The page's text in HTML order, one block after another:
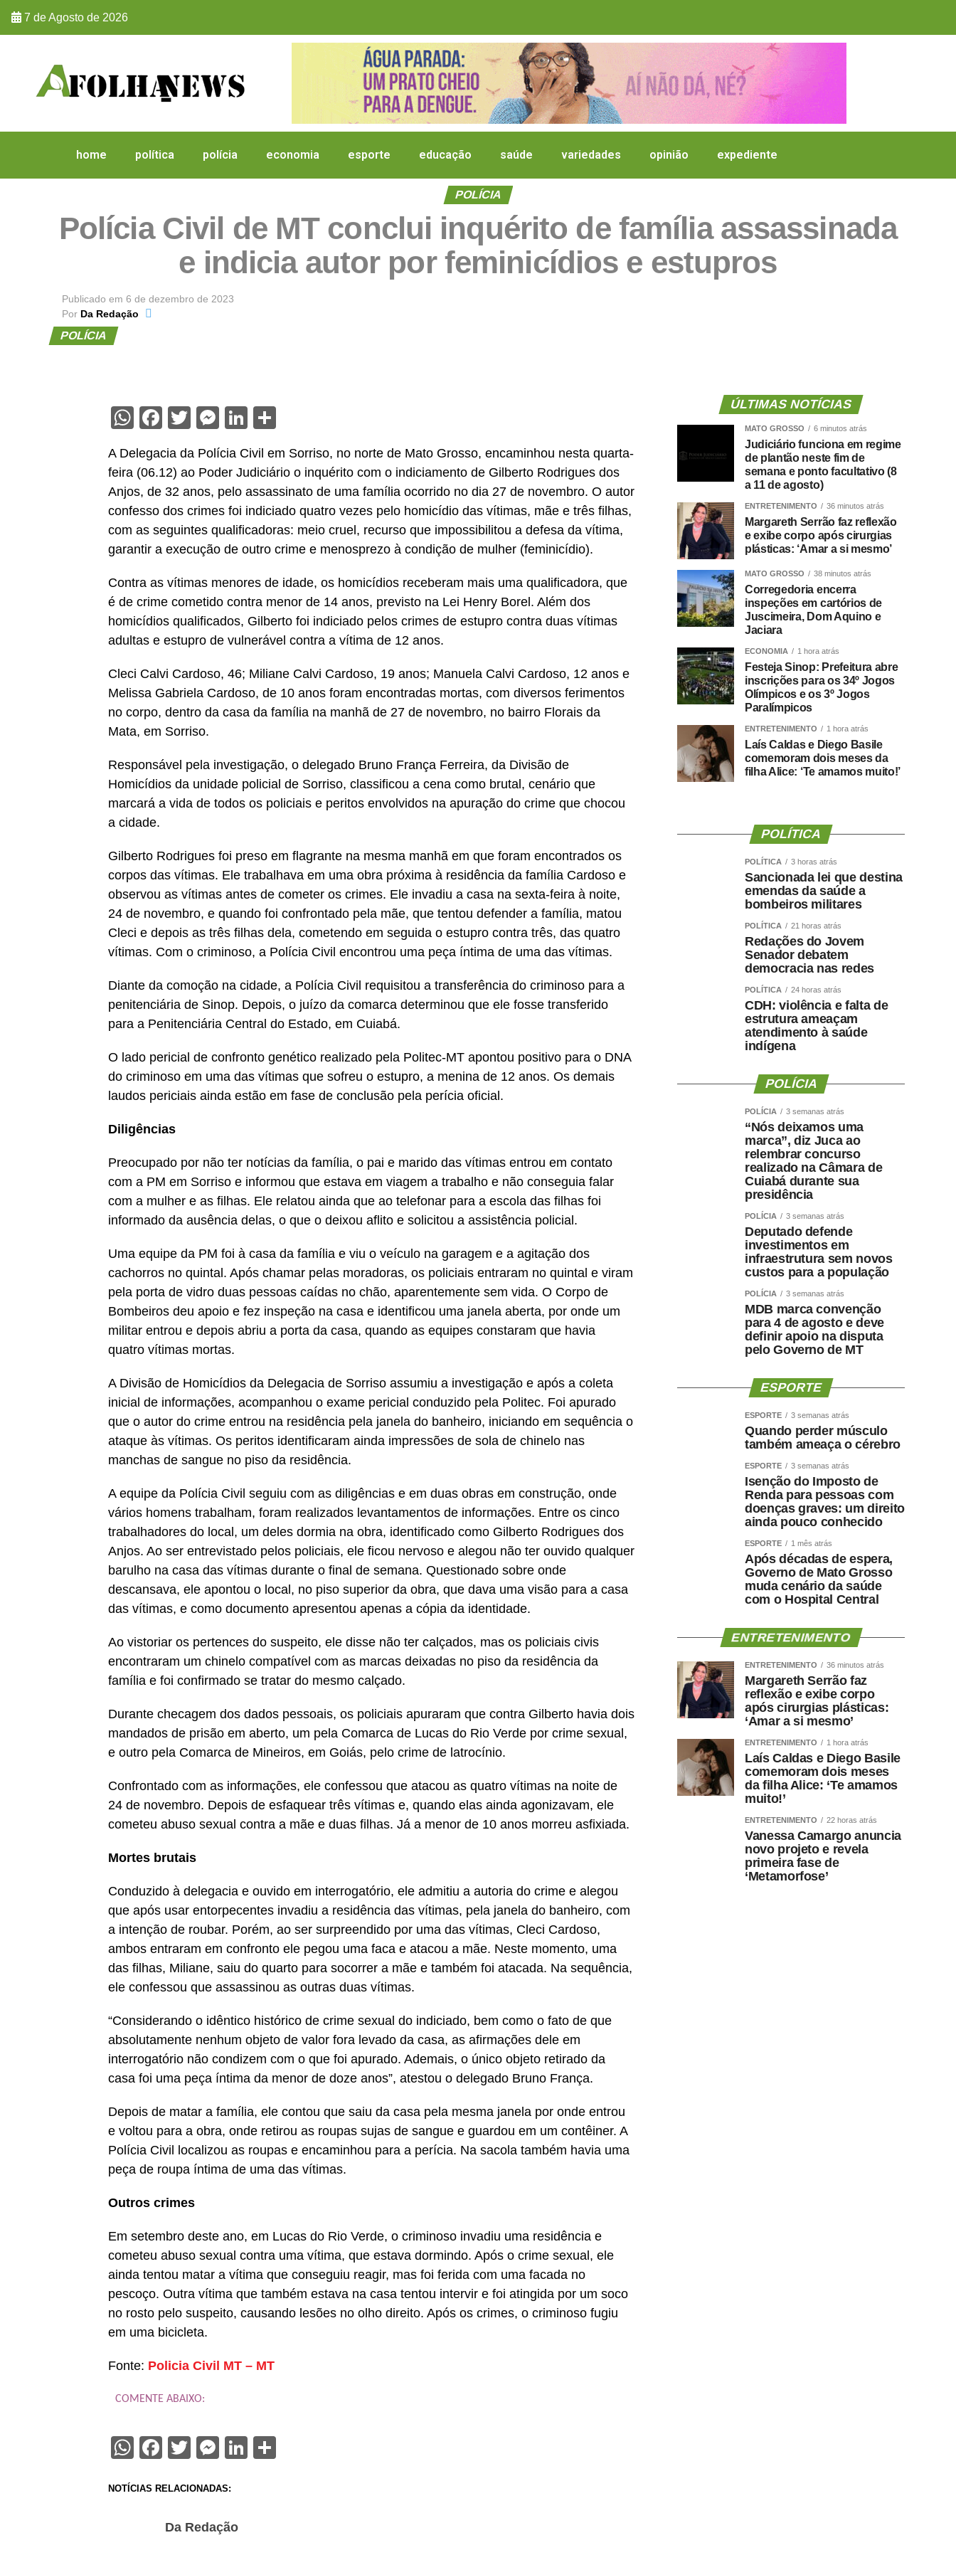
7 de Agosto de 2026
home política polícia economia esporte educação saúde variedades opinião expediente
POLÍCIA
Polícia Civil de MT conclui inquérito de família assassinada
e indicia autor por feminicídios e estupros
Publicado em 6 de dezembro de 2023
Por Da Redação
POLÍCIA
WhatsApp
Facebook
TwitterMessenger
LinkedIn
A Delegacia da Polícia Civil em Sorriso, no norte de Mato Grosso, encaminhou nesta quarta-
feira (06.12) ao Poder Judiciário o inquérito com o indiciamento de Gilberto Rodrigues dos
Anjos, de 32 anos, pelo assassinato de uma família ocorrido no dia 27 de novembro. O autor
confesso dos crimes foi indiciado quatro vezes pelo homicídio das vítimas, mãe e três filhas,
com as seguintes qualificadoras: meio cruel, recurso que impossibilitou a defesa da vítima,
garantir a execução de outro crime e menosprezo à condição de mulher (feminicídio).
Contra as vítimas menores de idade, os homicídios receberam mais uma qualificadora, que
é de crime cometido contra menor de 14 anos, previsto na Lei Henry Borel. Além dos
homicídios qualificados, Gilberto foi indiciado pelos crimes de estupro contra duas vítimas
adultas e estupro de vulnerável contra a vítima de 12 anos.
Cleci Calvi Cardoso, 46; Miliane Calvi Cardoso, 19 anos; Manuela Calvi Cardoso, 12 anos e
Melissa Gabriela Cardoso, de 10 anos foram encontradas mortas, com diversos ferimentos
no corpo, dentro da casa da família na manhã de 27 de novembro, no bairro Florais da
Mata, em Sorriso.
Responsável pela investigação, o delegado Bruno França Ferreira, da Divisão de
Homicídios da unidade policial de Sorriso, classificou a cena como brutal, cenário que
marcará a vida de todos os policiais e peritos envolvidos na apuração do crime que chocou
a cidade.
Gilberto Rodrigues foi preso em flagrante na mesma manhã em que foram encontrados os
corpos das vítimas. Ele trabalhava em uma obra próxima à residência da família Cardoso e
observou as vítimas antes de cometer os crimes. Ele invadiu a casa na sexta-feira à noite,
24 de novembro, e quando foi confrontado pela mãe, que tentou defender a família, matou
Cleci e depois as três filhas dela, cometendo em seguida o estupro contra três, das quatro
vítimas. Com o criminoso, a Polícia Civil encontrou uma peça íntima de uma das vítimas.
Diante da comoção na cidade, a Polícia Civil requisitou a transferência do criminoso para a
penitenciária de Sinop. Depois, o juízo da comarca determinou que ele fosse transferido
para a Penitenciária Central do Estado, em Cuiabá.
O lado pericial de confronto genético realizado pela Politec-MT apontou positivo para o DNA
do criminoso em uma das vítimas que sofreu o estupro, a menina de 12 anos. Os demais
laudos periciais ainda estão em fase de conclusão pela perícia oficial.
Diligências
Preocupado por não ter notícias da família, o pai e marido das vítimas entrou em contato
com a PM em Sorriso e informou que estava em viagem a trabalho e não conseguia falar
com a mulher e as filhas. Ele relatou ainda que ao telefonar para a escola das filhas foi
informado da ausência delas, o que o deixou aflito e solicitou a assistência policial.
Uma equipe da PM foi à casa da família e viu o veículo na garagem e a agitação dos
cachorros no quintal. Após chamar pelas moradoras, os policiais entraram no quintal e viram
pela porta de vidro duas pessoas caídas no chão, aparentemente sem vida. O Corpo de
Bombeiros deu apoio e fez inspeção na casa e identificou uma janela aberta, por onde um
militar entrou e depois abriu a porta da casa, quando as equipes constaram que havia
quatro vítimas mortas.
A Divisão de Homicídios da Delegacia de Sorriso assumiu a investigação e após a coleta
inicial de informações, acompanhou o exame pericial conduzido pela Politec. Foi apurado
que o autor do crime entrou na residência pela janela do banheiro, iniciando em sequência o
ataque às vítimas. Os peritos identificaram ainda impressões de sola de chinelo nas
manchas de sangue no piso da residência.
A equipe da Polícia Civil seguiu com as diligências e em duas obras em construção, onde
vários homens trabalham, foram realizados levantamentos de informações. Entre os cinco
trabalhadores do local, um deles dormia na obra, identificado como Gilberto Rodrigues dos
Anjos. Ao ser entrevistado pelos policiais, ele ficou nervoso e alegou não ter ouvido qualquer
barulho na casa das vítimas durante o final de semana. Questionado sobre onde
descansava, ele apontou o local, no piso superior da obra, que dava uma visão para a casa
das vítimas, e como documento apresentou apenas a cópia da identidade.
Ao vistoriar os pertences do suspeito, ele disse não ter calçados, mas os policiais civis
encontraram um chinelo compatível com as marcas deixadas no piso da residência da
família e foi confirmado se tratar do mesmo calçado.
Durante checagem dos dados pessoais, os policiais apuraram que contra Gilberto havia dois
mandados de prisão em aberto, um pela Comarca de Lucas do Rio Verde por crime sexual,
e outro pela Comarca de Mineiros, em Goiás, pelo crime de latrocínio.
Confrontado com as informações, ele confessou que atacou as quatro vítimas na noite de
24 de novembro. Depois de esfaquear três vítimas e, quando elas ainda agonizavam, ele
cometeu abuso sexual contra a mãe e duas filhas. Já a menor de 10 anos morreu asfixiada.
Mortes brutais
Conduzido à delegacia e ouvido em interrogatório, ele admitiu a autoria do crime e alegou
que após usar entorpecentes invadiu a residência das vítimas, pela janela do banheiro, com
a intenção de roubar. Porém, ao ser surpreendido por uma das vítimas, Cleci Cardoso,
ambos entraram em confronto ele pegou uma faca e atacou a mãe. Neste momento, uma
das filhas, Miliane, saiu do quarto para socorrer a mãe e também foi atacada. Na sequência,
ele confessou que assassinou as outras duas vítimas.
“Considerando o idêntico histórico de crime sexual do indiciado, bem como o fato de que
absolutamente nenhum objeto de valor fora levado da casa, as afirmações dele em
interrogatório não condizem com o que foi apurado. Ademais, o único objeto retirado da
casa foi uma peça íntima da menor de doze anos”, atestou o delegado Bruno França.
Depois de matar a família, ele contou que saiu da casa pela mesma janela por onde entrou
e voltou para a obra, onde retirou as roupas sujas de sangue e guardou em um contêiner. A
Polícia Civil localizou as roupas e encaminhou para a perícia. Na sacola também havia uma
peça de roupa íntima de uma das vítimas.
Outros crimes
Em setembro deste ano, em Lucas do Rio Verde, o criminoso invadiu uma residência e
cometeu abuso sexual contra uma vítima, que estava dormindo. Após o crime sexual, ele
ainda tentou matar a vítima que conseguiu reagir, mas foi ferida com uma facada no
pescoço. Outra vítima que também estava na casa tentou intervir e foi atingida por um soco
no rosto pelo suspeito, causando lesões no olho direito. Após os crimes, o criminoso fugiu
em uma bicicleta.
Fonte: Policia Civil MT – MT
COMENTE ABAIXO:
WhatsApp
Facebook
TwitterMessenger
LinkedIn
NOTÍCIAS RELACIONADAS:
Da Redação
ÚLTIMAS NOTÍCIAS
MATO GROSSO 6 minutos atrás
Judiciário funciona em regime
de plantão neste fim de
semana e ponto facultativo (8
a 11 de agosto)
ENTRETENIMENTO 36 minutos atrás
Margareth Serrão faz reflexão
e exibe corpo após cirurgias
plásticas: ‘Amar a si mesmo’
MATO GROSSO 38 minutos atrás
Corregedoria encerra
inspeções em cartórios de
Juscimeira, Dom Aquino e
Jaciara
ECONOMIA 1 hora atrás
Festeja Sinop: Prefeitura abre
inscrições para os 34º Jogos
Olímpicos e os 3º Jogos
Paralímpicos
ENTRETENIMENTO 1 hora atrás
Laís Caldas e Diego Basile
comemoram dois meses da
filha Alice: ‘Te amamos muito!’
POLÍTICA
POLÍTICA 3 horas atrás
Sancionada lei que destina
emendas da saúde a
bombeiros militares
POLÍTICA 21 horas atrás
Redações do Jovem
Senador debatem
democracia nas redes
POLÍTICA 24 horas atrás
CDH: violência e falta de
estrutura ameaçam
atendimento à saúde
indígena
POLÍCIA
POLÍCIA 3 semanas atrás
“Nós deixamos uma
marca”, diz Juca ao
relembrar concurso
realizado na Câmara de
Cuiabá durante sua
presidência
POLÍCIA 3 semanas atrás
Deputado defende
investimentos em
infraestrutura sem novos
custos para a população
POLÍCIA 3 semanas atrás
MDB marca convenção
para 4 de agosto e deve
definir apoio na disputa
pelo Governo de MT
ESPORTE
ESPORTE 3 semanas atrás
Quando perder músculo
também ameaça o cérebro
ESPORTE 3 semanas atrás
Isenção do Imposto de
Renda para pessoas com
doenças graves: um direito
ainda pouco conhecido
ESPORTE 1 mês atrás
Após décadas de espera,
Governo de Mato Grosso
muda cenário da saúde
com o Hospital Central
ENTRETENIMENTO
ENTRETENIMENTO 36 minutos atrás
Margareth Serrão faz
reflexão e exibe corpo
após cirurgias plásticas:
‘Amar a si mesmo’
ENTRETENIMENTO 1 hora atrás
Laís Caldas e Diego Basile
comemoram dois meses
da filha Alice: ‘Te amamos
muito!’
ENTRETENIMENTO 22 horas atrás
Vanessa Camargo anuncia
novo projeto e revela
primeira fase de
‘Metamorfose’